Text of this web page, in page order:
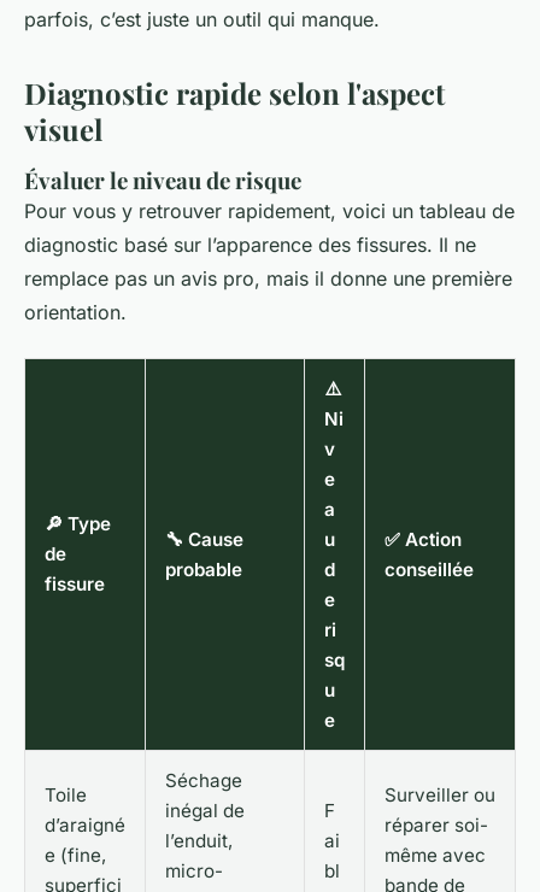
parfois, c’est juste un outil qui manque.
Diagnostic rapide selon l'aspect
visuel
Évaluer le niveau de risque
Pour vous y retrouver rapidement, voici un tableau de
diagnostic basé sur l’apparence des fissures. Il ne
remplace pas un avis pro, mais il donne une première
orientation.
🔎 Type
de
fissure
🔧 Cause
probable
⚠️
Ni
v
e
a
u
d
e
ri
sq
u
e
✅ Action
conseillée
Toile
d’araigné
e (fine,
superfici
Séchage
inégal de
l’enduit,
micro-
F
ai
bl
Surveiller ou
réparer soi-
même avec
bande de